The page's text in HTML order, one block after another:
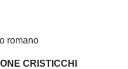
romano
CRISTICCHI